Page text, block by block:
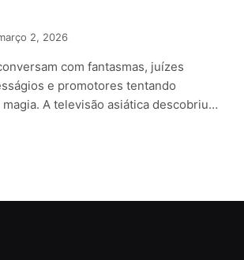
2, 2026
com fantasmas, juízes
e promotores tentando
A televisão asiática descobriu…